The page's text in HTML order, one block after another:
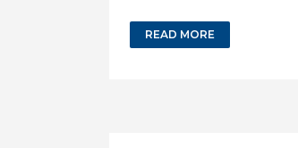
READ MORE